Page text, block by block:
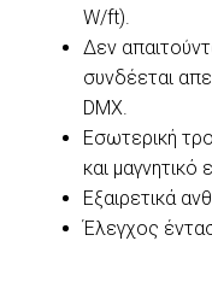
W/ft).
Δεν
συνδέεται
DMX.
Εσωτερική
και μαγνητικό
Εξαιρετικά
Έλεγχος